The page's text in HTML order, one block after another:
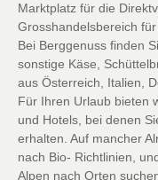
Marktplatz für die
Grosshandelsbereich
Bei Berggenuss finden
sonstige Käse,
aus Österreich, Italien,
Für Ihren Urlaub bieten
und Hotels, bei denen
erhalten. Auf mancher
nach Bio- Richtlinien,
Alpen nach Orten